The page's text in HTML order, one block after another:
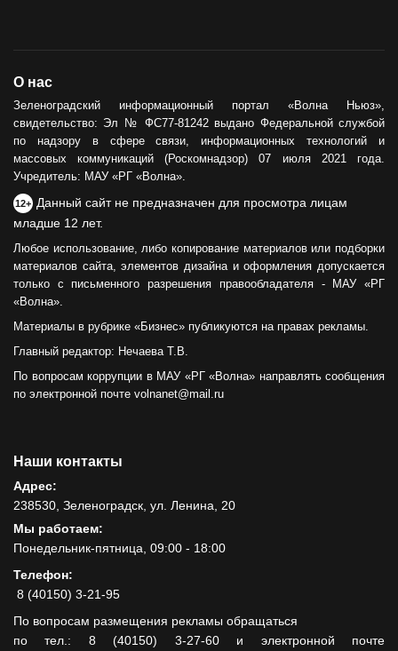
О нас
Зеленоградский информационный портал «Волна Ньюз»,
свидетельство: Эл № ФС77-81242 выдано Федеральной службой
по надзору в сфере связи, информационных технологий и
массовых коммуникаций (Роскомнадзор) 07 июля 2021 года.
Учредитель: МАУ «РГ «Волна».
12+ Данный сайт не предназначен для просмотра лицам
младше 12 лет.
Любое использование, либо копирование материалов или подборки
материалов сайта, элементов дизайна и оформления допускается
только с письменного разрешения правообладателя - МАУ «РГ
«Волна».
Материалы в рубрике «Бизнес» публикуются на правах рекламы.
Главный редактор: Нечаева Т.В.
По вопросам коррупции в МАУ «РГ «Волна» направлять сообщения
по электронной почте volnanet@mail.ru
Наши контакты
Адрес:
238530, Зеленоградск, ул. Ленина, 20
Мы работаем:
Понедельник-пятница, 09:00 - 18:00
Телефон:
8 (40150) 3-21-95
По вопросам размещения рекламы обращаться
по тел.: 8 (40150) 3-27-60 и электронной почте